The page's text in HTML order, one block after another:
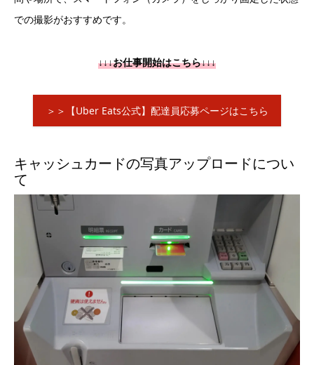
での撮影がおすすめです。
↓↓↓お仕事開始はこちら↓↓↓
＞＞【Uber Eats公式】配達員応募ページはこちら
キャッシュカードの写真アップロードについ
て